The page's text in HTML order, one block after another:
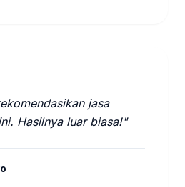
jasa
Hasilnya luar biasa!"